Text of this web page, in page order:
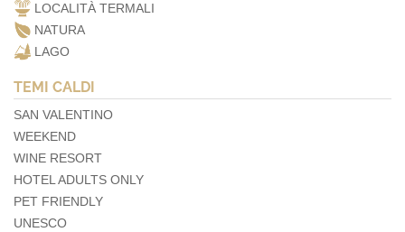
LOCALITÀ TERMALI
NATURA
LAGO
TEMI CALDI
SAN VALENTINO
WEEKEND
WINE RESORT
HOTEL ADULTS ONLY
PET FRIENDLY
UNESCO